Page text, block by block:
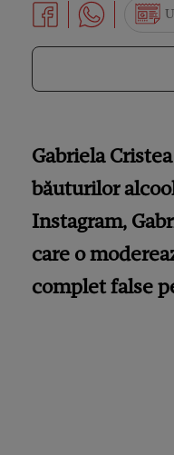
Gabriela
băuturilor
Instagram,
care o
complet false